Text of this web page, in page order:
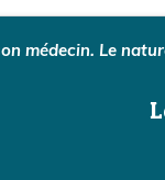
médecin. Le